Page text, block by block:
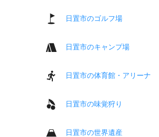
日置市のゴルフ場
日置市のキャンプ場
日置市の体育館・アリーナ
日置市の味覚狩り
日置市の世界遺産